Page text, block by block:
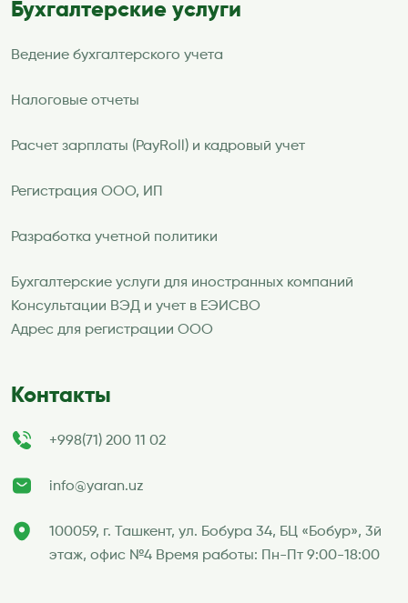
Бухгалтерские услуги
Ведение бухгалтерского учета
Налоговые отчеты
Расчет зарплаты (PayRoll) и кадровый учет
Регистрация ООО, ИП
Разработка учетной политики
Бухгалтерские услуги для иностранных компаний
Консультации ВЭД и учет в ЕЭИСВО
Адрес для регистрации ООО
Контакты
+998(71) 200 11 02
info@yaran.uz
100059, г. Ташкент, ул. Бобура 34, БЦ «Бобур», 3й
этаж, офис №4 Время работы: Пн-Пт 9:00-18:00